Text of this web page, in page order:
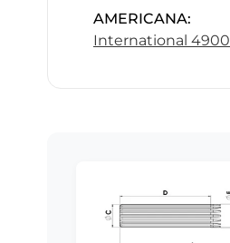
AMERICANA:
International 4900